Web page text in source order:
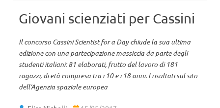
Giovani scienziati per Cassini
Il concorso Cassini Scientist for a Day chiude la sua ultima
edizione con una partecipazione massiccia da parte degli
studenti italiani: 81 elaborati, frutto del lavoro di 181
ragazzi, di età compresa tra i 10 e i 18 anni. I risultati sul sito
dell’Agenzia spaziale europea